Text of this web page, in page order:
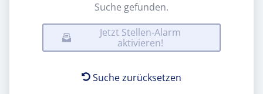
Suche gefunden.
Jetzt Stellen-Alarm
aktivieren!
Suche zurücksetzen